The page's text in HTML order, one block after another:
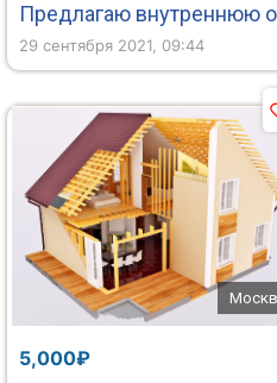
29 сентября 2021, 09:44
5,000₽